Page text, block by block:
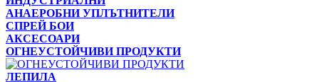
АНАЕРОБНИ УПЛЪТНИТЕЛИ
СПРЕЙ БОИ
АКСЕСОАРИ
ОГНЕУСТОЙЧИВИ ПРОДУКТИ
ЛЕПИЛА